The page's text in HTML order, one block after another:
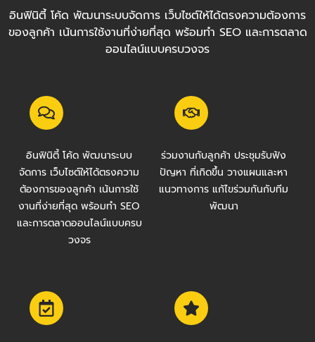
อินฟินิตี้ โค้ด พัฒนาระบบจัดการ เว็บไซต์ให้ได้ตรงความต้องการ
ของลูกค้า เน้นการใช้งานที่ง่ายที่สุด พร้อมทำ SEO และการตลาด
ออนไลน์แบบครบวงจร
อินฟินิตี้ โค้ด พัฒนาระบบ
จัดการ เว็บไซต์ให้ได้ตรงความ
ต้องการของลูกค้า เน้นการใช้
งานที่ง่ายที่สุด พร้อมทำ SEO
และการตลาดออนไลน์แบบครบ
วงจร
ร่วมงานกับลูกค้า ประชุมรับฟัง
ปัญหา ที่เกิดขึ้น วางแผนและหา
แนวทางการ แก้ไขร่วมกันกับทีม
พัฒนา